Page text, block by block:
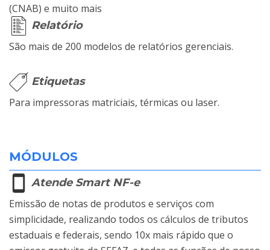
(CNAB) e muito mais
Relatório
São mais de 200 modelos de relatórios gerenciais.
Etiquetas
Para impressoras matriciais, térmicas ou laser.
MÓDULOS
Atende Smart NF-e
Emissão de notas de produtos e serviços com
simplicidade, realizando todos os cálculos de tributos
estaduais e federais, sendo 10x mais rápido que o